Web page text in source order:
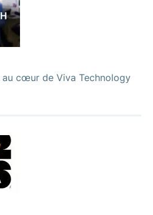
au cœur de Viva Technology